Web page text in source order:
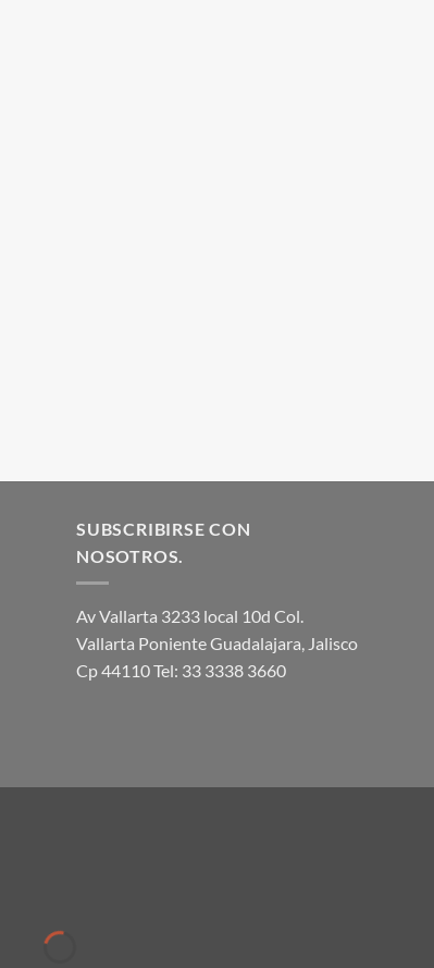
SUBSCRIBIRSE CON
NOSOTROS.
Av Vallarta 3233 local 10d Col.
Vallarta Poniente Guadalajara, Jalisco
Cp 44110 Tel: 33 3338 3660